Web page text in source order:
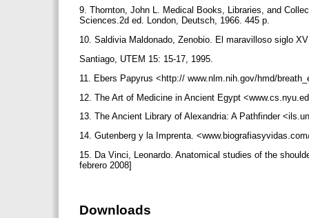
9. Thornton, John L. Medical Books, Libraries, and
Sciences.2d ed. London, Deutsch, 1966. 445 p.
10. Saldivia Maldonado, Zenobio. El maravilloso siglo
Santiago, UTEM 15: 15-17, 1995.
11. Ebers Papyrus <http:// www.nlm.nih.gov/hmd/
12. The Art of Medicine in Ancient Egypt
13. The Ancient Library of Alexandria: A Pathfinder
14. Gutenberg y la Imprenta.
15. Da Vinci, Leonardo. Anatomical studies of the
febrero 2008]
Downloads